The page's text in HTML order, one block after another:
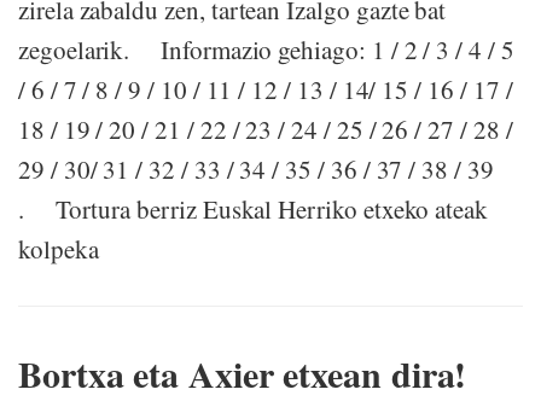
zirela zabaldu zen, tartean Izalgo gazte bat
zegoelarik. Informazio gehiago: 1 / 2 / 3 / 4 / 5
/ 6 / 7 / 8 / 9 / 10 / 11 / 12 / 13 / 14/ 15 / 16 / 17 /
18 / 19 / 20 / 21 / 22 / 23 / 24 / 25 / 26 / 27 / 28 /
29 / 30/ 31 / 32 / 33 / 34 / 35 / 36 / 37 / 38 / 39
. Tortura berriz Euskal Herriko etxeko ateak
kolpeka
Bortxa eta Axier etxean dira!